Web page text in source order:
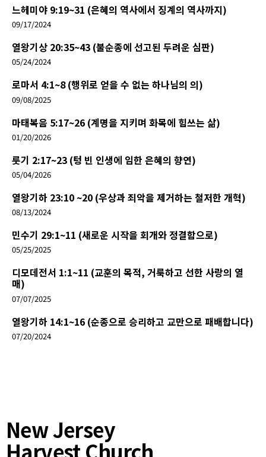
느헤미야 9:19~31 (은혜의 역사에서 징계의 역사까지)
09/17/2024
열왕기상 20:35~43 (불순종에 선고된 두려운 심판)
05/24/2024
로마서 4:1~8 (행위로 얻을 수 없는 하나님의 의)
09/08/2025
마태복음 5:17~26 (계명을 지키며 화목에 힘쓰는 삶)
01/20/2026
룻기 2:17~23 (텅 빈 인생에 임한 은혜의 향연)
05/04/2026
열왕기하 23:10 ~20 (우상과 죄악을 제거하는 철저한 개혁)
08/13/2024
민수기 29:1~11 (새로운 시작을 회개와 정결함으로)
05/25/2025
디모데전서 1:1~11 (교훈의 목적, 거룩하고 선한 사랑의 열
매)
07/07/2025
열왕기하 14:1~16 (순종으로 승리하고 교만으로 패배합니다)
07/20/2024
New Jersey
Harvest Church